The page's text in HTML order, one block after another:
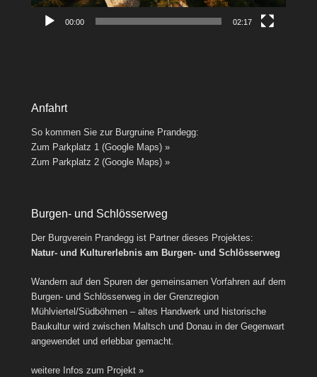
00:00 02:17
Anfahrt
So kommen Sie zur Burgruine Prandegg:
Zum Parkplatz 1 (Google Maps) »
Zum Parkplatz 2 (Google Maps) »
Burgen- und Schlösserweg
Der Burgverein Prandegg ist Partner dieses Projektes:
Natur- und Kulturerlebnis am Burgen- und Schlösserweg
Wandern auf den Spuren der gemeinsamen Vorfahren auf dem
Burgen- und Schlösserweg in der Grenzregion
Mühlviertel/Südböhmen – altes Handwerk und historische
Baukultur wird zwischen Maltsch und Donau in der Gegenwart
angewendet und erlebbar gemacht.
weitere Infos zum Projekt »